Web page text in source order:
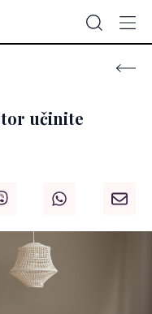
učinite